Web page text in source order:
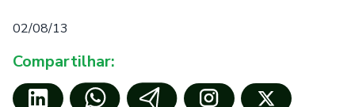
02/08/13
Compartilhar: